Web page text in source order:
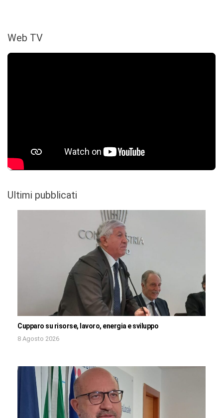
Web TV
Ultimi pubblicati
Cupparo su risorse, lavoro, energia e sviluppo
8 Agosto 2026